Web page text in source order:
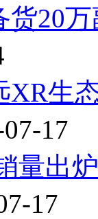
货20
XR生
17
量出
17